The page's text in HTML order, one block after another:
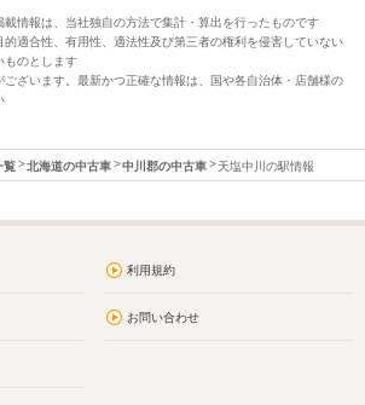
載情報は、当社独自の方法で集計・算出を行ったものです
適合性、有用性、適法性及び第三者の権利を侵害していない
ものとします
ざいます。最新かつ正確な情報は、国や各自治体・店舗様の
覧 北海道の中古車 中川郡の中古車 天塩中川の駅情報
利用規約
お問い合わせ